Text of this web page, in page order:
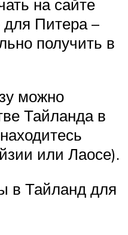
на сайте
для Питера –
получить в
можно
Тайланда в
или Лаосе).
в Тайланд для